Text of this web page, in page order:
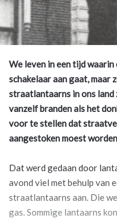
We leven in een tijd waarin
schakelaar aangaat, maar
straatlantaarns in ons land
vanzelf branden als het
voor te stellen dat
aangestoken moest
Dat werd gedaan door
avond viel met behulp van
straatlantaarns aan. Die
gas. Sommige lantaarns